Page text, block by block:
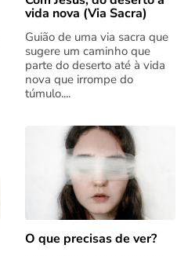
vida nova (Via Sacra)
Guião de uma via sacra que
sugere um caminho que
parte do deserto até à vida
nova que irrompe do
túmulo....
O que precisas de ver?